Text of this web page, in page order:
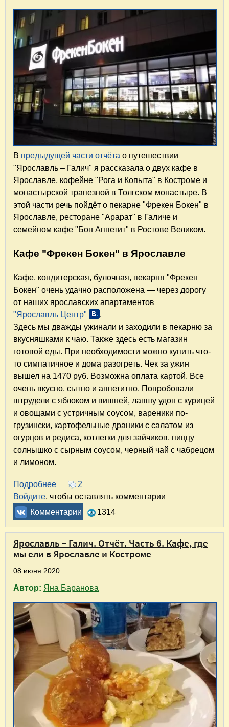
В предыдущей части отчёта о путешествии
"Ярославль – Галич" я рассказала о двух кафе в
Ярославле, кофейне "Рога и Копыта" в Костроме и
монастырской трапезной в Толгском монастыре. В
этой части речь пойдёт о пекарне "Фрекен Бокен" в
Ярославле, ресторане "Арарат" в Галиче и
семейном кафе "Бон Аппетит" в Ростове Великом.
Кафе "Фрекен Бокен" в Ярославле
Кафе, кондитерская, булочная, пекарня "Фрекен
Бокен" очень удачно расположена — через дорогу
от наших ярославских апартаментов
"Ярославль Центр"
.
Здесь мы дважды ужинали и заходили в пекарню за
вкусняшками к чаю. Также здесь есть магазин
готовой еды. При необходимости можно купить что-
то симпатичное и дома разогреть. Чек за ужин
вышел на 1470 руб. Возможна оплата картой. Все
очень вкусно, сытно и аппетитно. Попробовали
штрудели с яблоком и вишней, лапшу удон с курицей
и овощами с устричным соусом, вареники по-
грузински, картофельные драники с салатом из
огурцов и редиса, котлетки для зайчиков, пиццу
солнышко с сырным соусом, черный чай с чабрецом
и лимоном.
Подробнее о Ярославль – Галич. Отчёт. Часть 7. Кафе,
2
Войдите, чтобы оставлять комментарии
Комментарии
1314
Ярославль – Галич. Отчёт. Часть 6. Кафе, где
мы ели в Ярославле и Костроме
08 июня 2020
Автор: Яна Баранова